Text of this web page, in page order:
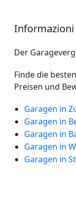
Informazioni
Der
Finde die
Preisen und
Garagen in
Garagen in
Garagen in
Garagen in
Garagen in